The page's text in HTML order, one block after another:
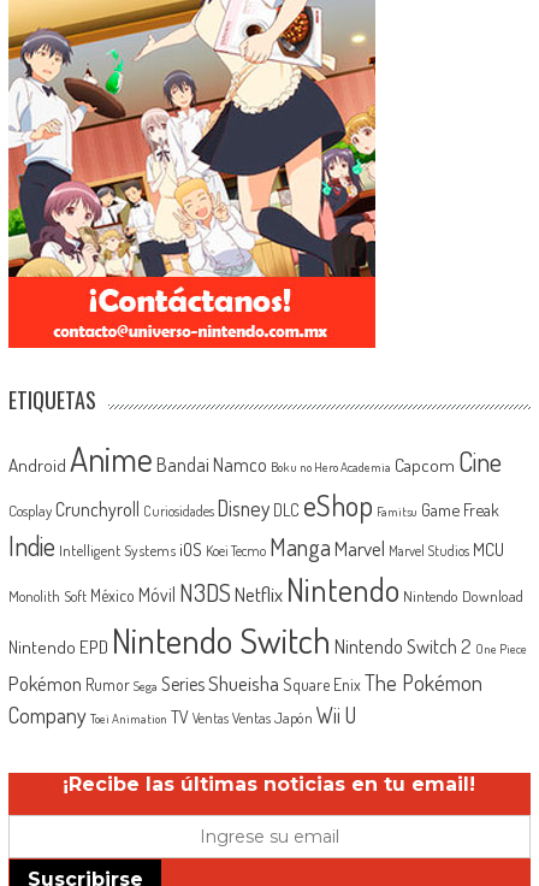
ETIQUETAS
Android Anime Bandai Namco Boku no Hero Academia Capcom Cine
Cosplay Crunchyroll Curiosidades Disney DLC eShop Famitsu Game Freak
Indie Intelligent Systems iOS Koei Tecmo MangaMarvel Marvel Studios MCU
Monolith Soft México Móvil N3DSNetflix Nintendo Nintendo Download
Nintendo EPD Nintendo Switch Nintendo Switch 2 One Piece
Pokémon Rumor Sega SeriesShueisha Square EnixThe Pokémon
Company Toei Animation TV Ventas Ventas Japón Wii U
¡Recibe las últimas noticias en tu email!
Suscribirse